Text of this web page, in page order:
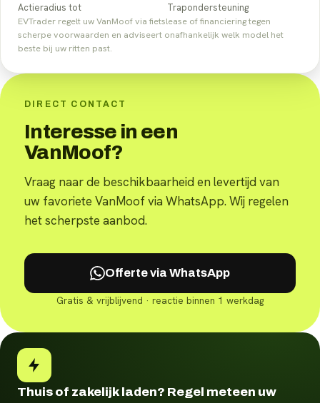
Actieradius tot Trapondersteuning
EVTrader regelt uw VanMoof via fietslease of financiering tegen
scherpe voorwaarden en adviseert onafhankelijk welk model het
beste bij uw ritten past.
DIRECT CONTACT
Interesse in een
VanMoof?
Vraag naar de beschikbaarheid en levertijd van
uw favoriete VanMoof via WhatsApp. Wij regelen
het scherpste aanbod.
Offerte via WhatsApp
Gratis & vrijblijvend · reactie binnen 1 werkdag
Thuis of zakelijk laden? Regel meteen uw